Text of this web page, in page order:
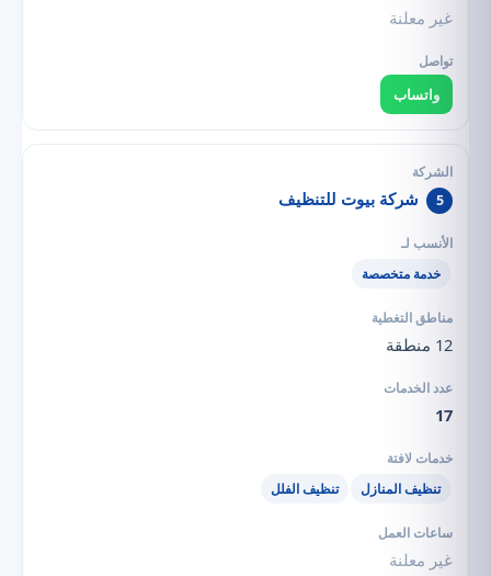
غير معلنة
واتساب
5 شركة بيوت للتنظيف
خدمة متخصصة
12 منطقة
17
تنظيف المنازل تنظيف الفلل
غير معلنة